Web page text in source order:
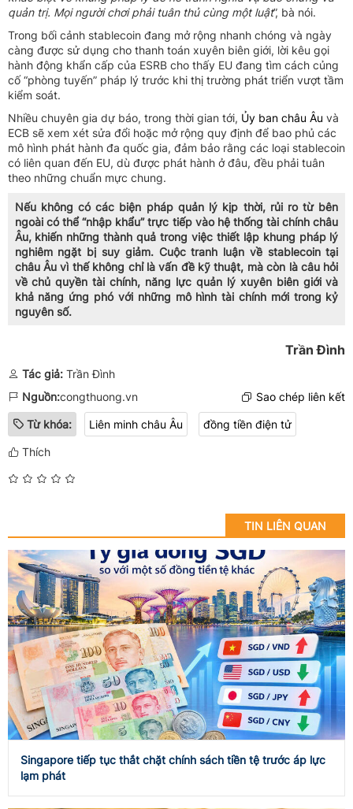
quản trị. Mọi người chơi phải tuân thủ cùng một luật”, bà nói.
Trong bối cảnh stablecoin đang mở rộng nhanh chóng và ngày
càng được sử dụng cho thanh toán xuyên biên giới, lời kêu gọi
hành động khẩn cấp của ESRB cho thấy EU đang tìm cách củng
cố “phòng tuyến” pháp lý trước khi thị trường phát triển vượt tầm
kiểm soát.
Nhiều chuyên gia dự báo, trong thời gian tới, Ủy ban châu Âu và
ECB sẽ xem xét sửa đổi hoặc mở rộng quy định để bao phủ các
mô hình phát hành đa quốc gia, đảm bảo rằng các loại stablecoin
có liên quan đến EU, dù được phát hành ở đâu, đều phải tuân
theo những chuẩn mực chung.
Nếu không có các biện pháp quản lý kịp thời, rủi ro từ bên
ngoài có thể “nhập khẩu” trực tiếp vào hệ thống tài chính châu
Âu, khiến những thành quả trong việc thiết lập khung pháp lý
nghiêm ngặt bị suy giảm. Cuộc tranh luận về stablecoin tại
châu Âu vì thế không chỉ là vấn đề kỹ thuật, mà còn là câu hỏi
về chủ quyền tài chính, năng lực quản lý xuyên biên giới và
khả năng ứng phó với những mô hình tài chính mới trong kỷ
nguyên số.
Trần Đình
Tác giả: Trần Đình
Nguồn:congthuong.vn Sao chép liên kết
Từ khóa: Liên minh châu Âu đồng tiền điện tử
Thích
TIN LIÊN QUAN
Singapore tiếp tục thắt chặt chính sách tiền tệ trước áp lực
lạm phát